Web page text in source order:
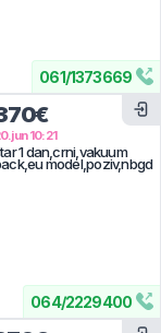
061/1373669
064/2229400
10:21
1 dan,crni,vakuum
model,poziv,nbgd